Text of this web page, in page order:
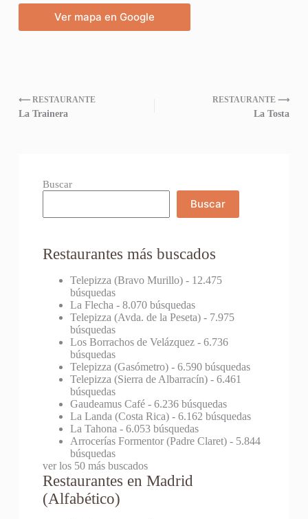
Ver mapa en Google
⟵ RESTAURANTE
La Trainera
RESTAURANTE ⟶
La Tosta
Buscar
Buscar
Restaurantes más buscados
Telepizza (Bravo Murillo)- 12.475
búsquedas
La Flecha - 8.070 búsquedas
Telepizza (Avda. de la Peseta)- 7.975
búsquedas
Los Borrachos de Velázquez- 6.736
búsquedas
Telepizza (Gasómetro)- 6.590 búsquedas
Telepizza (Sierra de Albarracín)- 6.461
búsquedas
Gaudeamus Café- 6.236 búsquedas
La Landa (Costa Rica)- 6.162 búsquedas
La Tahona - 6.053 búsquedas
Arrocerías Formentor (Padre Claret)- 5.844
búsquedas
ver los 50 más buscados
Restaurantes en Madrid
(Alfabético)